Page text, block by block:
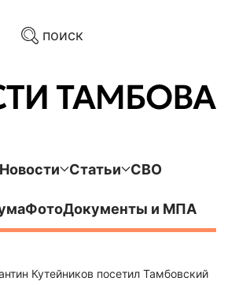
поиск
Статьи СВО
ФотоДокументы и МПА
Кутейников посетил Тамбовский